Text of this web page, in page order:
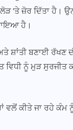
’ਤੇ ਜ਼ੋਰ ਦਿੱਤਾ ਹੈ।
ਹੈ।
ਸ਼ਾਂਤੀ ਬਣਾਈ ਰੱਖਣ
ਵਿਧੀ ਨੂੰ ਮੁੜ
ਕੀਤੇ ਜਾ ਰਹੇ ਕੰਮ ਨੂੰ